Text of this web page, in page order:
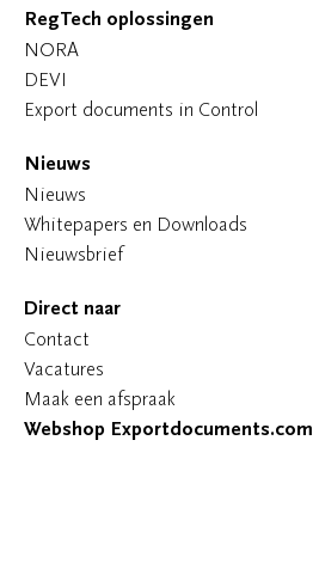
RegTech oplossingen
NORA
DEVI
Export documents in Control
Nieuws
Nieuws
Whitepapers en Downloads
Nieuwsbrief
Direct naar
Contact
Vacatures
Maak een afspraak
Webshop Exportdocuments.com